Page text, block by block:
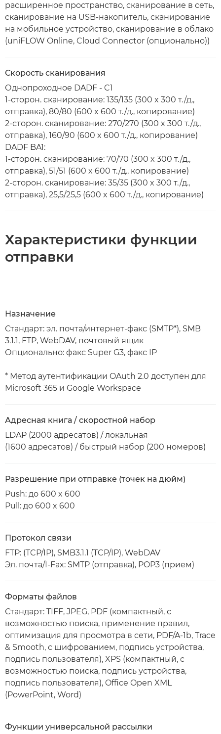
расширенное пространство, сканирование в сеть,
сканирование на USB-накопитель, сканирование
на мобильное устройство, сканирование в облако
(uniFLOW Online, Cloud Connector (опционально))
Скорость сканирования
Однопроходное DADF - C1
1-сторон. сканирование: 135/135 (300 x 300 т./д.,
отправка), 80/80 (600 x 600 т./д., копирование)
2-сторон. сканирование: 270/270 (300 x 300 т./д.,
отправка), 160/90 (600 x 600 т./д., копирование)
DADF BA1:
1-сторон. сканирование: 70/70 (300 x 300 т./д.,
отправка), 51/51 (600 x 600 т./д., копирование)
2-сторон. сканирование: 35/35 (300 x 300 т./д.,
отправка), 25,5/25,5 (600 x 600 т./д., копирование)
Характеристики функции
отправки
Назначение
Стандарт: эл. почта/интернет-факс (SMTP*), SMB
3.1.1, FTP, WebDAV, почтовый ящик
Опционально: факс Super G3, факс IP
* Метод аутентификации OAuth 2.0 доступен для
Microsoft 365 и Google Workspace
Адресная книга / скоростной набор
LDAP (2000 адресатов) / локальная
(1600 адресатов) / быстрый набор (200 номеров)
Разрешение при отправке (точек на дюйм)
Push: до 600 x 600
Pull: до 600 x 600
Протокол связи
FTP: (TCP/IP), SMB3.1.1 (TCP/IP), WebDAV
Эл. почта/I-Fax: SMTP (отправка), POP3 (прием)
Форматы файлов
Стандарт: TIFF, JPEG, PDF (компактный, с
возможностью поиска, применение правил,
оптимизация для просмотра в сети, PDF/A-1b, Trace
& Smooth, с шифрованием, подпись устройства,
подпись пользователя), XPS (компактный, с
возможностью поиска, подпись устройства,
подпись пользователя), Office Open XML
(PowerPoint, Word)
Функции универсальной рассылки